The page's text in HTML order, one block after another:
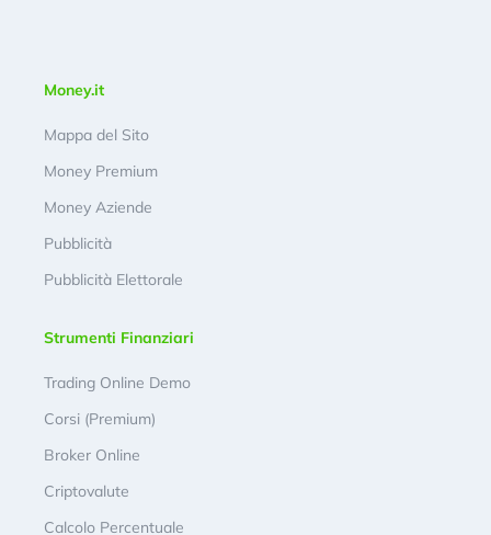
Money.it
Mappa del Sito
Money Premium
Money Aziende
Pubblicità
Pubblicità Elettorale
Strumenti Finanziari
Trading Online Demo
Corsi (Premium)
Broker Online
Criptovalute
Calcolo Percentuale